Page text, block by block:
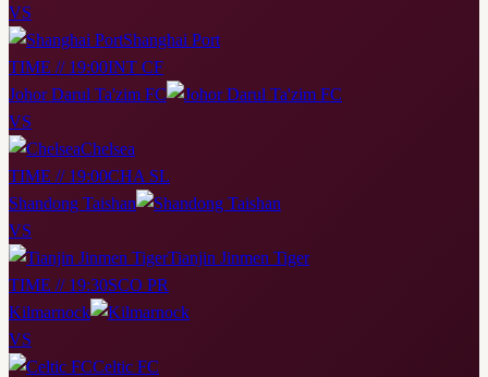
VS
Shanghai Port
TIME // 19:00INT CF
Johor Darul Ta'zim FC
VS
Chelsea
TIME // 19:00CHA SL
Shandong Taishan
VS
Tianjin Jinmen Tiger
TIME // 19:30SCO PR
Kilmarnock
VS
Celtic FC